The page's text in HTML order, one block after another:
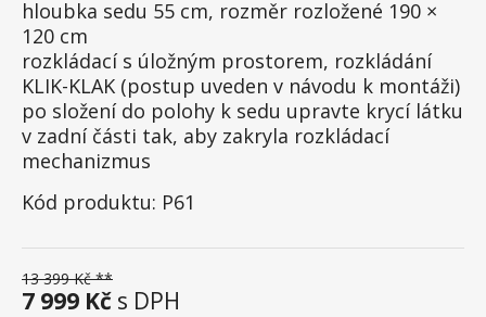
hloubka sedu 55 cm, rozměr rozložené 190 ×
120 cm
rozkládací s úložným prostorem, rozkládání
KLIK-KLAK (postup uveden v návodu k montáži)
po složení do polohy k sedu upravte krycí látku
v zadní části tak, aby zakryla rozkládací
mechanizmus
Kód produktu: P61
13 399 Kč **
7 999 Kč s DPH